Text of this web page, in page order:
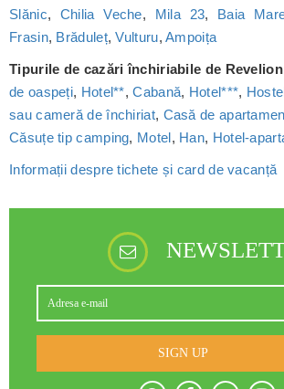
Slănic, Chilia Veche, Mila 23, Baia
Frasin, Brăduleț,Vulturu,Ampoița
Tipurile de cazări închiriabile de
de oaspeți, Hotel**,Cabană, Hotel***,
sau cameră de închiriat, Casă de
Căsuțe tip camping, Motel, Han, Hotel-
Informații despre tichete și card de vacanță
SIGN UP